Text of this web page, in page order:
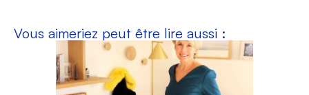
Vous aimeriez peut être lire aussi :